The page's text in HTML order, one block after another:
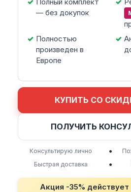
— без докупок
Полностью
произведен в
Европе
КУПИТЬ СО
ПОЛУЧИТЬ
Консультирую лично •
Быстрая доставка
•
Акция -35% действует